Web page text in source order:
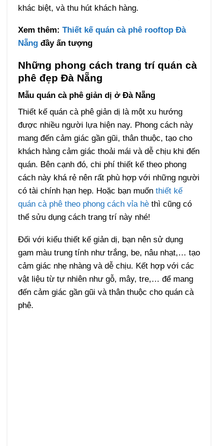
khác biệt, và thu hút khách hàng.
Xem thêm: Thiết kế quán cà phê rooftop Đà
Nẵng đầy ấn tượng
Những phong cách trang trí quán cà
phê đẹp Đà Nẵng
Mẫu quán cà phê giản dị ở Đà Nẵng
Thiết kế quán cà phê giản dị là một xu hướng
được nhiều người lựa hiện nay. Phong cách này
mang đến cảm giác gần gũi, thân thuộc, tạo cho
khách hàng cảm giác thoải mái và dễ chịu khi đến
quán. Bên cạnh đó, chi phí thiết kế theo phong
cách này khá rẻ nên rất phù hợp với những người
có tài chính hạn hẹp. Hoặc bạn muốn thiết kế
quán cà phê theo phong cách vỉa hèthì cũng có
thể sửu dụng cách trang trí này nhé!
Đối với kiểu thiết kế giản dị, bạn nên sử dụng
gam màu trung tính như trắng, be, nâu nhạt,… tạo
cảm giác nhẹ nhàng và dễ chịu. Kết hợp với các
vật liệu từ tự nhiên như gỗ, mây, tre,… để mang
đến cảm giác gần gũi và thân thuộc cho quán cà
phê.